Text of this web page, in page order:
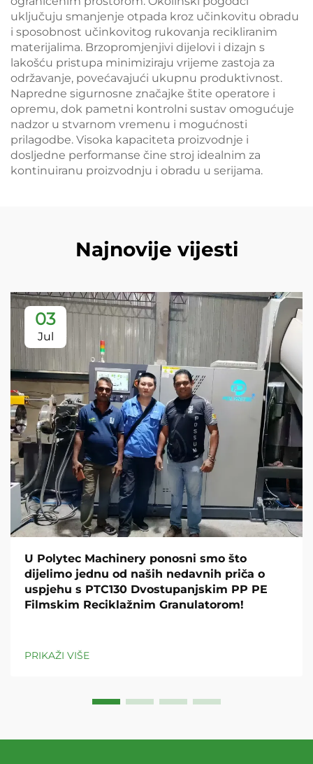
uključuju smanjenje otpada kroz učinkovitu obradu
i sposobnost učinkovitog rukovanja recikliranim
materijalima. Brzopromjenjivi dijelovi i dizajn s
lakošću pristupa minimiziraju vrijeme zastoja za
održavanje, povećavajući ukupnu produktivnost.
Napredne sigurnosne značajke štite operatore i
opremu, dok pametni kontrolni sustav omogućuje
nadzor u stvarnom vremenu i mogućnosti
prilagodbe. Visoka kapaciteta proizvodnje i
dosljedne performanse čine stroj idealnim za
kontinuiranu proizvodnju i obradu u serijama.
Najnovije vijesti
03
Jul
U Polytec Machinery ponosni smo što
dijelimo jednu od naših nedavnih priča o
uspjehu s PTC130 Dvostupanjskim PP PE
Filmskim Reciklažnim Granulatorom!
PRIKAŽI VIŠE